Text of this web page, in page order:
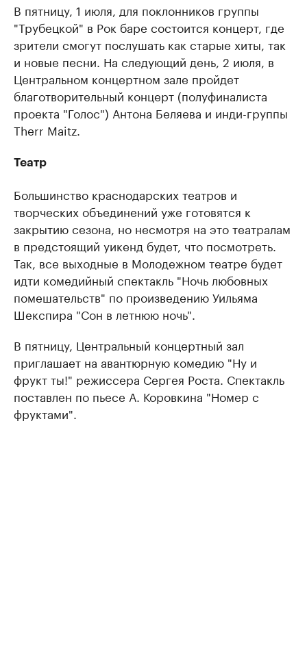
В пятницу, 1 июля, для поклонников группы
"Трубецкой" в Рок баре состоится концерт, где
зрители смогут послушать как старые хиты, так
и новые песни. На следующий день, 2 июля, в
Центральном концертном зале пройдет
благотворительный концерт (полуфиналиста
проекта "Голос") Антона Беляева и инди-группы
Therr Maitz.
Театр
Большинство краснодарских театров и
творческих объединений уже готовятся к
закрытию сезона, но несмотря на это театралам
в предстоящий уикенд будет, что посмотреть.
Так, все выходные в Молодежном театре будет
идти комедийный спектакль "Ночь любовных
помешательств" по произведению Уильяма
Шекспира "Сон в летнюю ночь".
В пятницу, Центральный концертный зал
приглашает на авантюрную комедию "Ну и
фрукт ты!" режиссера Сергея Роста. Спектакль
поставлен по пьесе А. Коровкина "Номер с
фруктами".